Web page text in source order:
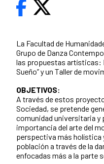
La Facultad de
Grupo de Danza
las propuestas artísticas:
Sueño” y un Taller de
OBJETIVOS:
A través de estos
Sociedad, se pretende
comunidad universitaria y
importancia del arte del
perspectiva más holística
población a través de la
enfocadas más a la parte